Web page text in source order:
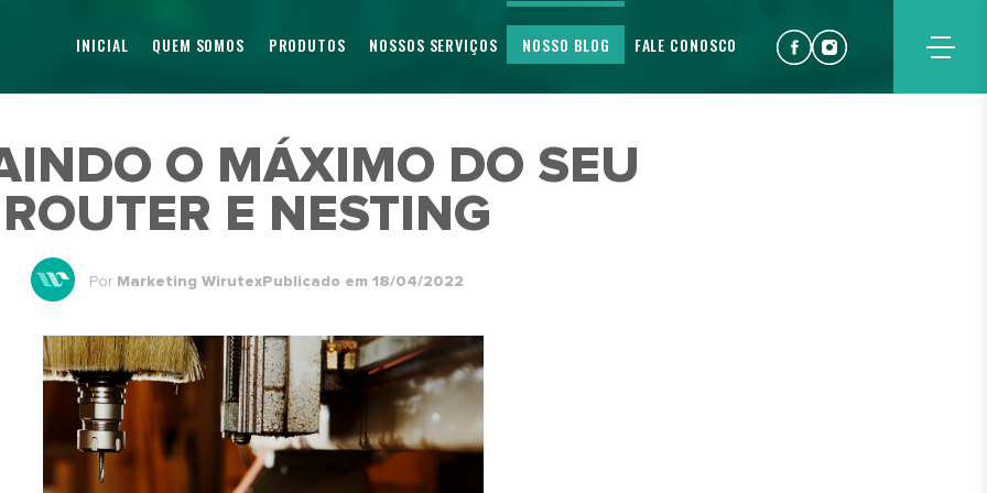
INICIAL QUEM SOMOS PRODUTOS NOSSOS SERVIÇOS NOSSO BLOG FALE CONOSCO
O MÁXIMO DO SEU
ROUTER E NESTING
Por Marketing WirutexPublicado em 18/04/2022